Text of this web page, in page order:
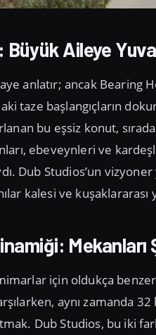
Aileye
anlatır; ancak Bearing
taze başlangıçların
bu eşsiz konut,
ebeveynleri ve
Dub Studios’un
kalesi ve
için oldukça
aynı zamanda
Dub Studios, bu iki